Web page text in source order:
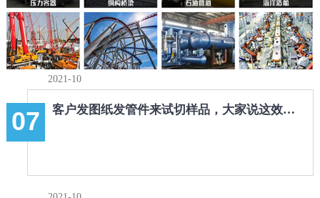
2021-10
07 客户发图纸发管件来试切样品，大家说这效果怎